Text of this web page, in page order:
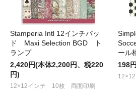
Stamperia Intl 12インチパッ
ド Maxi Selection BGD ト
ランプ
2,420円(本体2,200円、税220
円)
12×12インチ 10枚 両面印刷
ール
198